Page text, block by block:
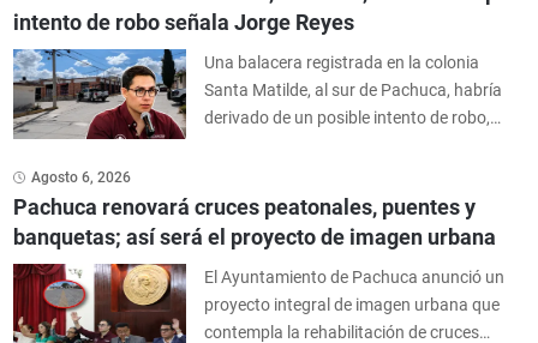
intento de robo señala Jorge Reyes
Una balacera registrada en la colonia
Santa Matilde, al sur de Pachuca, habría
derivado de un posible intento de robo,
Agosto 6, 2026
Pachuca renovará cruces peatonales, puentes y
banquetas; así será el proyecto de imagen urbana
El Ayuntamiento de Pachuca anunció un
proyecto integral de imagen urbana que
contempla la rehabilitación de cruces